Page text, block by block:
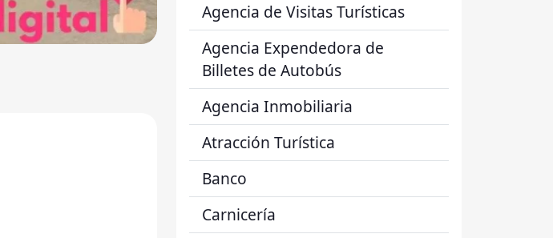
Agencia de Visitas Turísticas
Agencia Expendedora de
Billetes de Autobús
Agencia Inmobiliaria
Atracción Turística
Banco
Carnicería